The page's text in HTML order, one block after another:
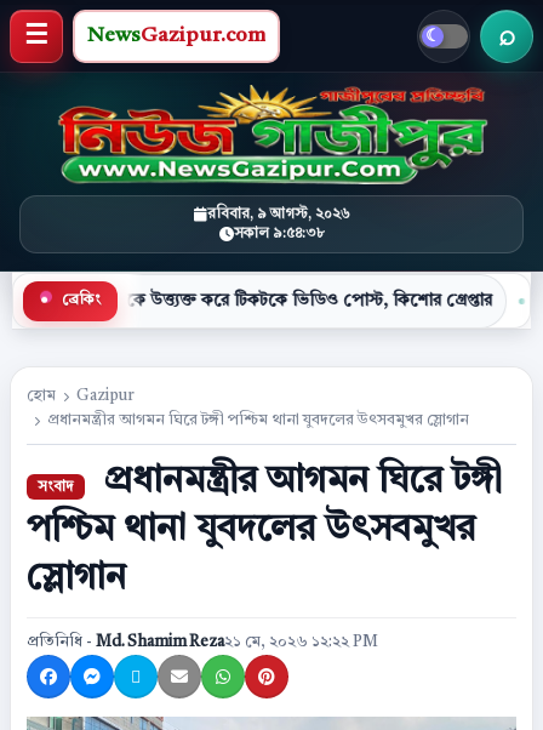
রবিবার, ৯ আগস্ট, ২০২৬
সকাল ৯:৫৪:৩৯
মেনু খুলুন
NewsGazipur.com
● ব্রেকিং
উত্ত্যক্ত করে টিকটকে ভিডিও পোস্ট, কিশোর গ্রেপ্তার মহাসড়কের
হোম
Gazipur
প্রধানমন্ত্রীর আগমন ঘিরে টঙ্গী পশ্চিম থানা যুবদলের উৎসবমুখর স্লোগান
প্রধানমন্ত্রীর আগমন ঘিরে টঙ্গী
পশ্চিম থানা যুবদলের উৎসবমুখর
স্লোগান
প্রতিনিধি - Md. Shamim Reza২১ মে, ২০২৬ ১২:২২ PM
Share on Facebook
Share on Messenger
Share on XShare by Email
Share on WhatsApp
Share on Pinterest